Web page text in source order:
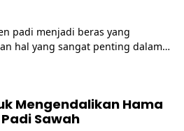
padi menjadi beras yang
hal yang sangat penting dalam…
Mengendalikan Hama
Sawah